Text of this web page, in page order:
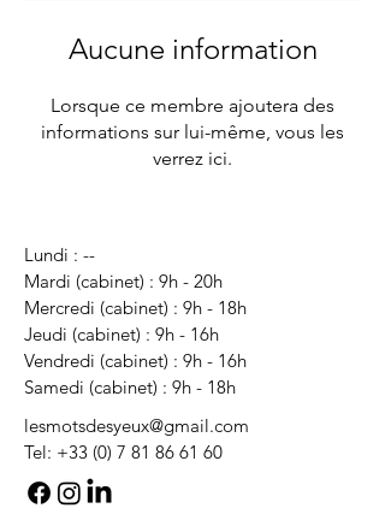
Aucune information
Lorsque ce membre ajoutera des
informations sur lui-même, vous les
verrez ici.
Lundi : --
Mardi (cabinet) : 9h - 20h
Mercredi (cabinet) : 9h - 18h
Jeudi (cabinet) : 9h - 16h
Vendredi (cabinet) : 9h - 16h
Samedi (cabinet) : 9h - 18h
lesmotsdesyeux@gmail.com
Tel: +33 (0) 7 81 86 61 60